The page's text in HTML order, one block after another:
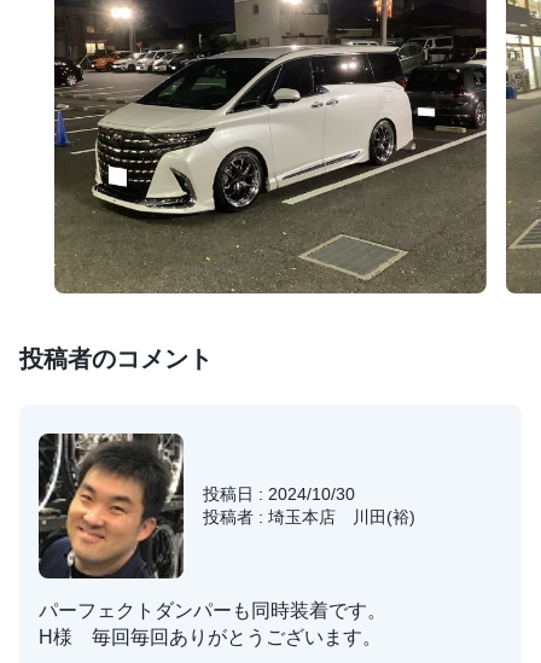
投稿者のコメント
投稿日 : 2024/10/30
投稿者 : 埼玉本店 川田(裕)
パーフェクトダンパーも同時装着です。
H様 毎回毎回ありがとうございます。